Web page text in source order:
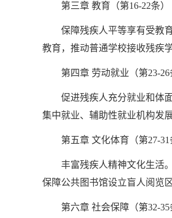
第三章 教育（第16-22条）
保障残疾人平等享有受教
教育，推动普通学校接收残疾
第四章 劳动就业（第23-26
促进残疾人充分就业和体
集中就业、辅助性就业机构发
第五章 文化体育（第27-31
丰富残疾人精神文化生活
保障公共图书馆设立盲人阅览
第六章 社会保障（第32-35